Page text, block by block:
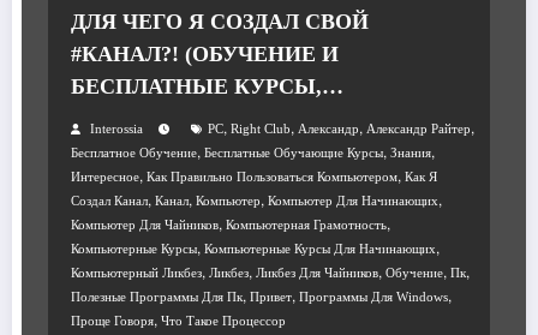
ДЛЯ ЧЕГО Я СОЗДАЛ СВОЙ
#КАНАЛ?! (ОБУЧЕНИЕ И
БЕСПЛАТНЫЕ КУРСЫ,
#КОМПЬЮТЕР ДЛЯ НАЧИНАЮЩИХ)
Interossia PC, Right Club, Александр, Александр Райтер,
Бесплатное Обучение, Бесплатные Обучающие Курсы, Знания,
Интересное, Как Правильно Пользоваться Компьютером, Как Я
Создал Канал, Канал, Компьютер, Компьютер Для Начинающих,
Компьютер Для Чайников, Компьютерная Грамотность,
Компьютерные Курсы, Компьютерные Курсы Для Начинающих,
Компьютерный Ликбез, Ликбез, Ликбез Для Чайников, Обучение, Пк,
Полезные Программы Для Пк, Привет, Программы Для Windows,
Проще Говоря, Что Такое Процессор